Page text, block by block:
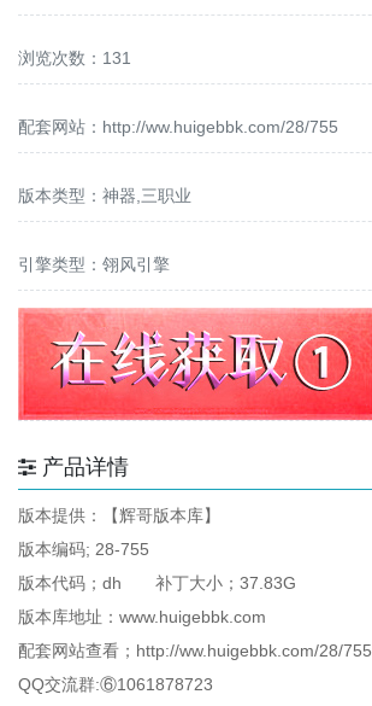
浏览次数：131
配套网站： http://ww.huigebbk.com/28/755
版本类型：神器,三职业
引擎类型：翎风引擎
产品详情
版本提供：【辉哥版本库】
版本编码; 28-755
版本代码；dh 补丁大小；37.83G
版本库地址：www.huigebbk.com
配套网站查看；http://ww.huigebbk.com/28/755
QQ交流群:⑥1061878723